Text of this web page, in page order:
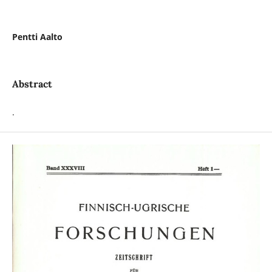
Pentti Aalto
Abstract
.